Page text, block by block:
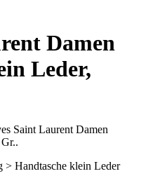
Damen
Leder,
Saint Laurent Damen
> Handtasche klein Leder